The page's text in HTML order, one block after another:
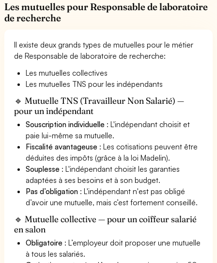
Les mutuelles pour Responsable de laboratoire
de recherche
Il existe deux grands types de mutuelles pour le métier
de Responsable de laboratoire de recherche:
Les mutuelles collectives
Les mutuelles TNS pour les indépendants
🔹 Mutuelle TNS (Travailleur Non Salarié) —
pour un indépendant
Souscription individuelle : L'indépendant choisit et
paie lui-même sa mutuelle.
Fiscalité avantageuse : Les cotisations peuvent être
déduites des impôts (grâce à la loi Madelin).
Souplesse : L'indépendant choisit les garanties
adaptées à ses besoins et à son budget.
Pas d’obligation : L'indépendant n'est pas obligé
d’avoir une mutuelle, mais c’est fortement conseillé.
🔹 Mutuelle collective — pour un coiffeur salarié
en salon
Obligatoire : L’employeur doit proposer une mutuelle
à tous les salariés.